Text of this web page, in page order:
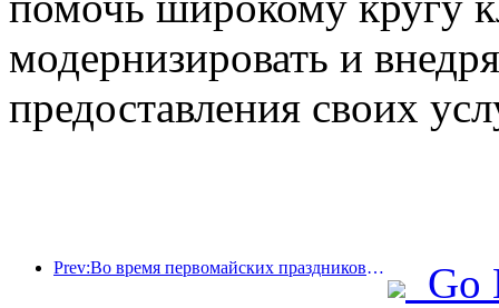
модернизировать и
предоставления своих
Prev:Во время первомайских праздников по железной дороге в дельте реки Янцзы было перевезено более 21,38 миллиона пассажиров.
Go